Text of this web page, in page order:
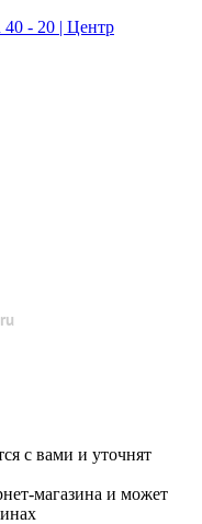
с вами и уточнят
магазина и может